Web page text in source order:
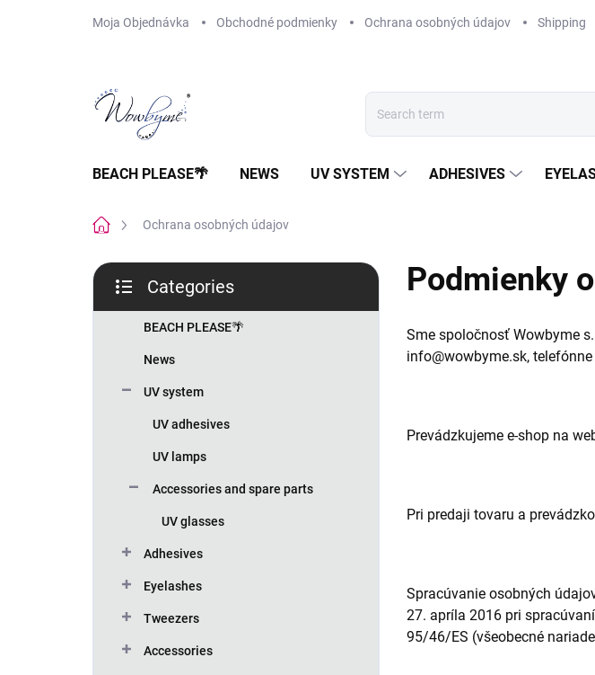
Moja Objednávka Obchodné podmienky Ochrana osobných údajov Shipping
BEACH PLEASE🌴 NEWS UV SYSTEM ADHESIVES
Home Ochrana osobných údajov
S
d
categories
Categories
BEACH PLEASE🌴
News
UV system
UV adhesives
UV lamps
Accessories and spare parts
UV glasses
Adhesives
Eyelashes
Tweezers
Accessories
Podmienky
Sme spoločnosť Wowbyme
info@wowbyme.sk,
Prevádzkujeme e-shop na
Pri predaji tovaru a
Spracúvanie osobných
27. apríla 2016 pri
95/46/ES (všeobecné